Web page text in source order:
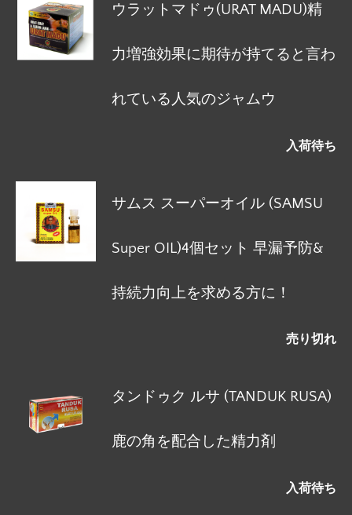
ウラットマドゥ(URAT MADU)精
力増強効果に期待が持てると言わ
れている人気のジャムウ
入荷待ち
サムス スーパーオイル (SAMSU
Super OIL)4個セット 早漏予防&
持続力向上を求める方に！
売り切れ
タンドゥク ルサ (TANDUK RUSA)
鹿の角を配合した精力剤
入荷待ち